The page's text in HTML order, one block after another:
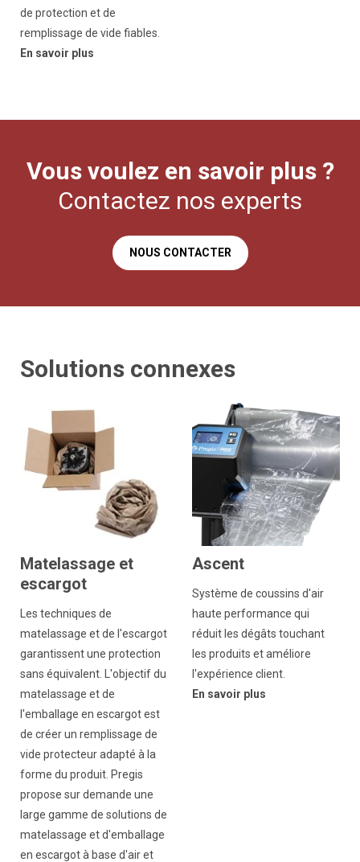
de protection et de
remplissage de vide fiables.
En savoir plus
Vous voulez en savoir plus ?
Contactez nos experts
NOUS CONTACTER
Solutions connexes
Matelassage et
escargot
Les techniques de
matelassage et de l'escargot
garantissent une protection
sans équivalent. L'objectif du
matelassage et de
l'emballage en escargot est
de créer un remplissage de
vide protecteur adapté à la
forme du produit. Pregis
propose sur demande une
large gamme de solutions de
matelassage et d'emballage
en escargot à base d'air et
Ascent
Système de coussins d'air
haute performance qui
réduit les dégâts touchant
les produits et améliore
l'expérience client.
En savoir plus